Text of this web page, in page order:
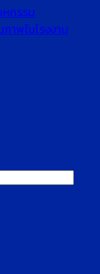
กรรม
าพในโรงงาน